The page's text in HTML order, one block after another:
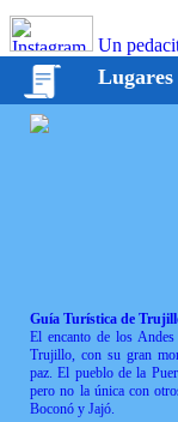
Un
Lugares
Guía Turística de
El encanto de los
Trujillo, con su gran
paz. El pueblo de la
pero no la única con
Boconó y Jajó.